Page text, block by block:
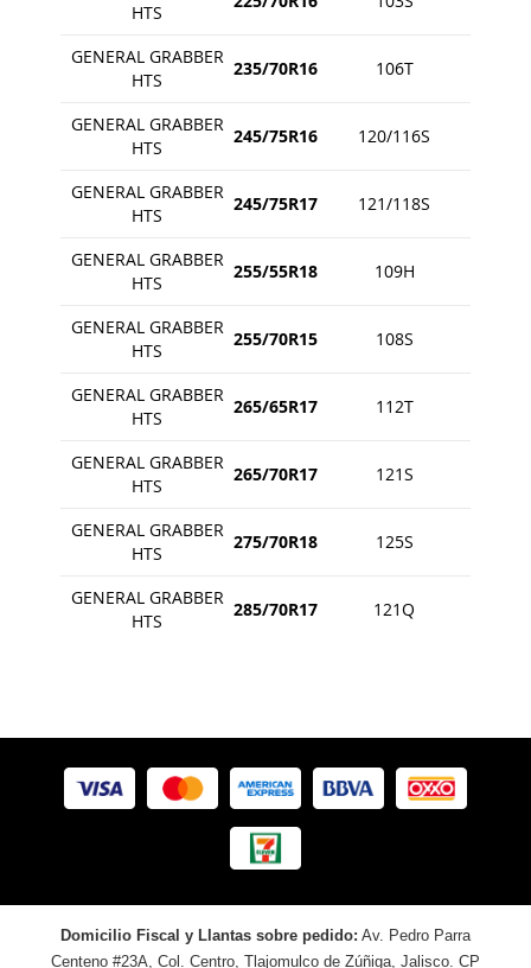
HTS
GENERAL GRABBER
HTS
235/70R16 106T
GENERAL GRABBER
HTS
245/75R16 120/116S
GENERAL GRABBER
HTS
245/75R17 121/118S
GENERAL GRABBER
HTS
255/55R18 109H
GENERAL GRABBER
HTS
255/70R15 108S
GENERAL GRABBER
HTS
265/65R17 112T
GENERAL GRABBER
HTS
265/70R17 121S
GENERAL GRABBER
HTS
275/70R18 125S
GENERAL GRABBER
HTS
285/70R17 121Q
Domicilio Fiscal y Llantas sobre pedido: Av. Pedro Parra
Centeno #23A, Col. Centro, Tlajomulco de Zúñiga, Jalisco. CP